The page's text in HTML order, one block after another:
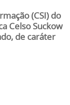
(CSI) do
Celso Suckow
de caráter